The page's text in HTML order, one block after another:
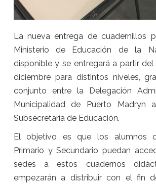
La nueva entrega de cuadernillos
Ministerio de Educación de la
disponible y se entregará a partir
diciembre para distintos niveles,
conjunto entre la Delegación
Municipalidad de Puerto Madryn
Subsecretaría de Educación.
El objetivo es que los alumnos
Primario y Secundario puedan
sedes a estos cuadernos
empezarán a distribuir con el fin